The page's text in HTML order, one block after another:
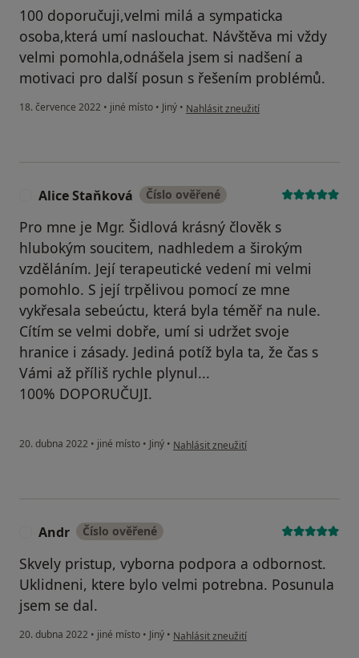
100 doporučuji,velmi milá a sympaticka
osoba,která umí naslouchat. Návštěva mi vždy
velmi pomohla,odnášela jsem si nadšení a
motivaci pro další posun s řešením problémů.
18. července 2022 • jiné místo • Jiný • podle názoru uživatele Jitka
Nahlásit zneužití
Alice Staňková Číslo ověřené
Pro mne je Mgr. Šidlová krásný člověk s
hlubokým soucitem, nadhledem a širokým
vzděláním. Její terapeutické vedení mi velmi
pomohlo. S její trpělivou pomocí ze mne
vykřesala sebeúctu, která byla téměř na nule.
Cítím se velmi dobře, umí si udržet svoje
hranice i zásady. Jediná potíž byla ta, že čas s
Vámi až příliš rychle plynul...
100% DOPORUČUJI.
20. dubna 2022 • jiné místo • Jiný • podle názoru uživatele Alice Staňková
Nahlásit zneužití
Andr Číslo ověřené
Skvely pristup, vyborna podpora a odbornost.
Uklidneni, ktere bylo velmi potrebna. Posunula
jsem se dal.
20. dubna 2022 • jiné místo • Jiný • podle názoru uživatele Andr
Nahlásit zneužití